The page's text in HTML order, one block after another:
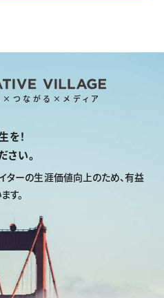
×つながる×メディア
を！
さい。
ターの生涯価値向上のため、有益
す。